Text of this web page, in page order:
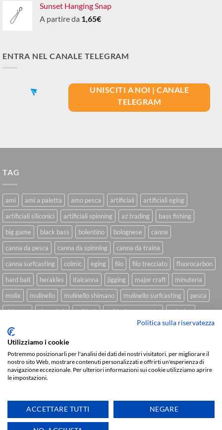
Sunset Hanging Snap
A partire da 1,65€
ENTRA NEL CANALE TELEGRAM
UNISCITI A NOI | CANALE
TELEGRAM
TAG
ami ami a paletta amo pesca artificiali
artificiali eging
artificiali siliconici
artificiali spinning az trading
bass fishing
big game
black bass bolentino bolognese
canna
canna da pesca
canna da spinning
canna da traina
canna surfcasting
colmic eging filo filo trecciato
fluorocarbon
hard bait
herakles italcanna jigging major craft
minuteria
molix
mulinello mulinello shimano mulinello surfcasting
pesca
shimano
slow pitch softbait softbait yamamoto
spinning
spinning inshore
trecciato trolling tubertini
Sviluppato daWe Blink Design
Delivery
CHI SIAMO BLOG FAQ CONTATTI
Copyright 2026 © IlMaestralePesca.it
Politica sulla riservatezza
Utilizziamo i cookie
Potremmo posizionarli per l'analisi dei dati dei nostri visitatori, per migliorare il
nostro sito Web, mostrare contenuti personalizzati e offrirti un'esperienza di
navigazione eccezionale. Per ulteriori informazioni sui cookie utilizziamo aprire
le impostazioni.
ACCETTARE TUTTI NEGARE